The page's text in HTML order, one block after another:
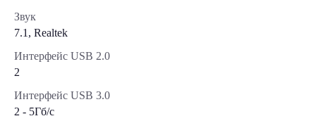
Звук
7.1, Realtek
Интерфейс USB 2.0
2
Интерфейс USB 3.0
2 - 5Гб/с